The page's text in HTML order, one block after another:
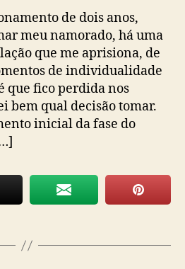
de dois anos,
meu namorado, há uma
que me aprisiona, de
de individualidade
que fico perdida nos
bem qual decisão tomar.
inicial da fase do